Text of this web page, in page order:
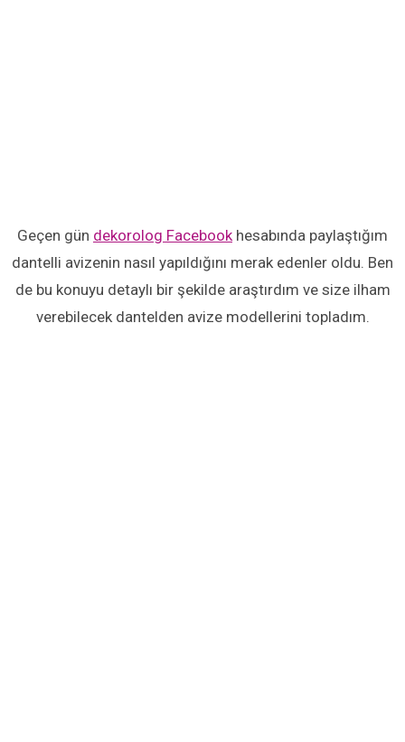
Geçen gün dekorolog Facebookhesabında paylaştığım
dantelli avizenin nasıl yapıldığını merak edenler oldu. Ben
de bu konuyu detaylı bir şekilde araştırdım ve size ilham
verebilecek dantelden avize modellerini topladım.